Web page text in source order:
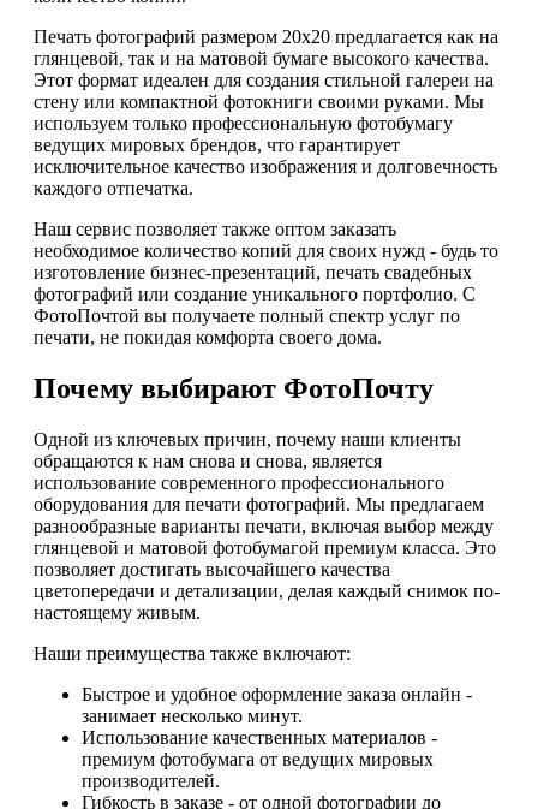
Печать фотографий размером 20x20 предлагается как на
глянцевой, так и на матовой бумаге высокого качества.
Этот формат идеален для создания стильной галереи на
стену или компактной фотокниги своими руками. Мы
используем только профессиональную фотобумагу
ведущих мировых брендов, что гарантирует
исключительное качество изображения и долговечность
каждого отпечатка.
Наш сервис позволяет также оптом заказать
необходимое количество копий для своих нужд - будь то
изготовление бизнес-презентаций, печать свадебных
фотографий или создание уникального портфолио. С
ФотоПочтой вы получаете полный спектр услуг по
печати, не покидая комфорта своего дома.
Почему выбирают ФотоПочту
Одной из ключевых причин, почему наши клиенты
обращаются к нам снова и снова, является
использование современного профессионального
оборудования для печати фотографий. Мы предлагаем
разнообразные варианты печати, включая выбор между
глянцевой и матовой фотобумагой премиум класса. Это
позволяет достигать высочайшего качества
цветопередачи и детализации, делая каждый снимок по-
настоящему живым.
Наши преимущества также включают:
Быстрое и удобное оформление заказа онлайн -
занимает несколько минут.
Использование качественных материалов -
премиум фотобумага от ведущих мировых
производителей.
Гибкость в заказе - от одной фотографии до